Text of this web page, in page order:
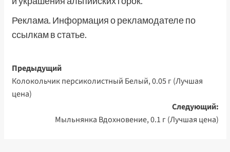
Реклама. Информация о рекламодателе по
ссылкам в статье.
Навигация
записи
Предыдущий
Колокольчик персиколистный Белый, 0.05 г (Лучшая
цена)
Следующий:
Мыльнянка Вдохновение, 0.1 г (Лучшая цена)